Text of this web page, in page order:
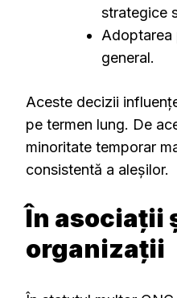
strategice
Adoptarea
general.
Aceste decizii
pe termen lung. De
minoritate temporar
consistentă a aleșilor.
În asociații
organizații